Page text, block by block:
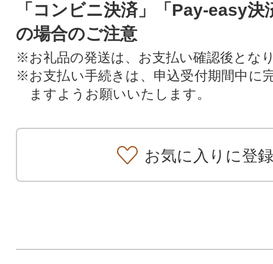
「コンビニ決済」「Pay-easy決
の場合のご注意
※お礼品の発送は、お支払い確認後とな
※お支払い手続きは、申込受付期間中に
ますようお願いいたします。
お気に入りに登録